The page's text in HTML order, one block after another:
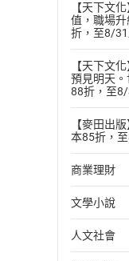
【天下文
值，職場
折，至8/
【天下文
預見明天
88折，至
【麥田出
本85折，
商業理財
投資理財
經濟/趨勢
文學小說
歐美文學
人文社會